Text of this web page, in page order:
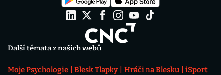
Další témata z našich webů
Moje Psychologie Blesk Tlapky Hráči na Blesku
iSport